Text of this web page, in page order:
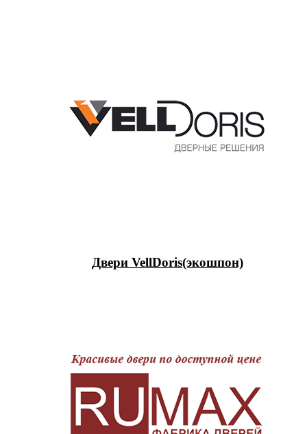
Двери VellDoris(экошпон)